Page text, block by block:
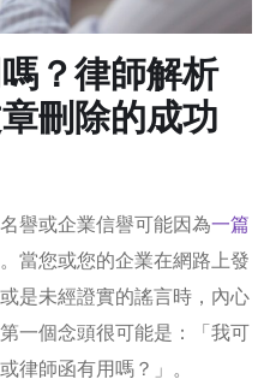
？律師解析
刪除的成功
譽或企業信譽可能因為一篇
當您或您的企業在網路上發
是未經證實的謠言時，內心
一個念頭很可能是：「我可
律師函有用嗎？」。